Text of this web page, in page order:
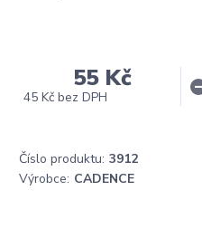
55 Kč
45 Kč bez DPH
Číslo produktu: 3912
Výrobce: CADENCE